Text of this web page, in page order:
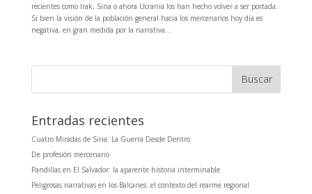
recientes como Irak, Siria o ahora Ucrania los han hecho volver a ser portada.
Si bien la visión de la población general hacia los mercenarios hoy día es
negativa, en gran medida por la narrativa...
Entradas recientes
Cuatro Miradas de Siria: La Guerra Desde Dentro
De profesión mercenario
Pandillas en El Salvador: la aparente historia interminable
Peligrosas narrativas en los Balcanes: el contexto del rearme regional